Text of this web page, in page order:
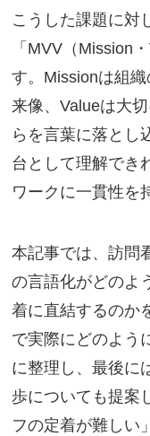
こうした課題に対
「MVV（Mission
す。Missionは組
来像、Valueは大
らを言葉に落とし
台として理解でき
ワークに一貫性を
本記事では、訪問
の言語化がどのよ
着に直結するのか
で実際にどのよう
に整理し、最後に
歩についても提案
フの定着が難しい